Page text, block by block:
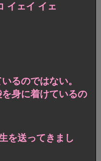
イェイ イェ
るのではない。
身に着けているの
を送ってきまし